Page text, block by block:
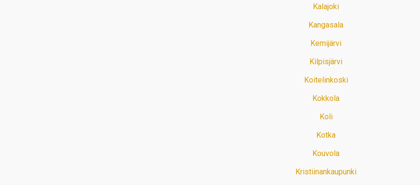
Kalajoki
Kangasala
Kemijärvi
Kilpisjärvi
Koitelinkoski
Kokkola
Koli
Kotka
Kouvola
Kristiinankaupunki